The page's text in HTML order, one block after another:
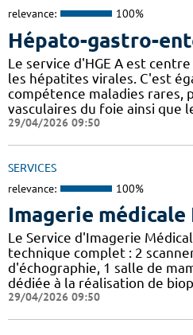
relevance: 100%
Hépato-gastro-
Le service d'HGE A est
les hépatites virales. C'est
compétence maladies rares,
vasculaires du foie ainsi que
29/04/2026 09:50
SERVICES
relevance: 100%
Imagerie
Le Service d'Imagerie
technique complet : 2
d'échographie, 1 salle de
dédiée à la réalisation de
29/04/2026 09:50